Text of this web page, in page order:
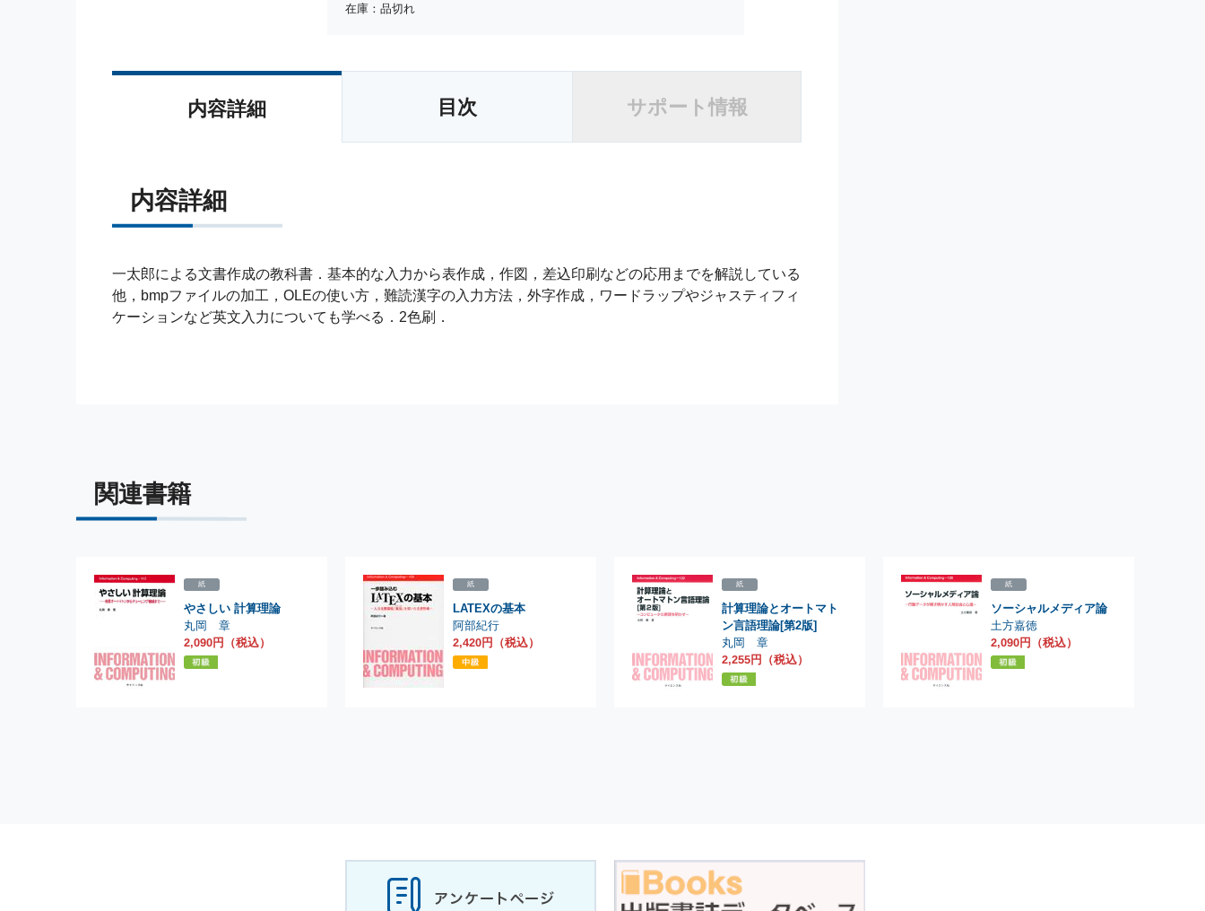
在庫：品切れ
内容詳細 目次 サポート情報
内容詳細
一太郎による文書作成の教科書．基本的な入力から表作成，作図，差込印刷などの応用までを解説している
他，bmpファイルの加工，OLEの使い方，難読漢字の入力方法，外字作成，ワードラップやジャスティフィ
ケーションなど英文入力についても学べる．2色刷．
関連書籍
紙
やさしい 計算理論
丸岡 章
2,090円（税込）
紙
LATEXの基本
阿部紀行
2,420円（税込）
紙
計算理論とオートマト
ン言語理論[第2版]
丸岡 章
2,255円（税込）
紙
ソーシャルメディア論
土方嘉徳
2,090円（税込）